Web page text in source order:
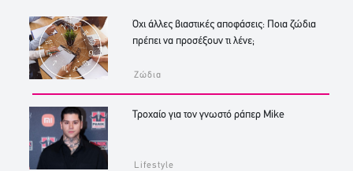
Όχι άλλες βιαστικές αποφάσεις: Ποια ζώδια
πρέπει να προσέξουν τι λένε;
Ζώδια
Τροχαίο για τον γνωστό ράπερ Mike
Lifestyle